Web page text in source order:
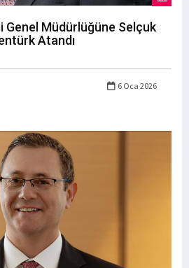
Genel Müdürlüğüne Selçuk
Atandı
6 Oca 2026